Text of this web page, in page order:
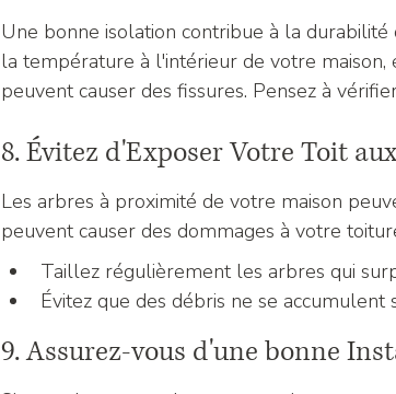
Une bonne isolation contribue à la
la température à l'intérieur de votre maison,
peuvent causer des fissures. Pensez à
8. Évitez d'Exposer Votre Toit
Les arbres à proximité de votre maison
peuvent causer des dommages à votre
Taillez régulièrement les arbres qui
Évitez que des débris ne se accumulent
9. Assurez-vous d'une bonne